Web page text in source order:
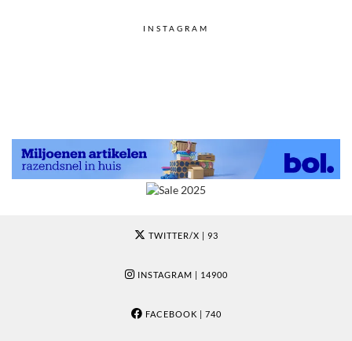
INSTAGRAM
TWITTER/X | 93
INSTAGRAM | 14900
FACEBOOK | 740